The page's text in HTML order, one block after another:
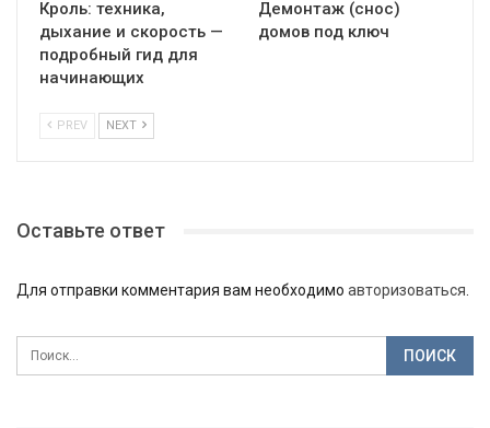
Кроль: техника,
дыхание и скорость —
подробный гид для
начинающих
Демонтаж (снос)
домов под ключ
PREV NEXT
Оставьте ответ
Для отправки комментария вам необходимо авторизоваться.